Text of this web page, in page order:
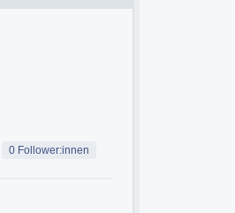
0 Follower:innen